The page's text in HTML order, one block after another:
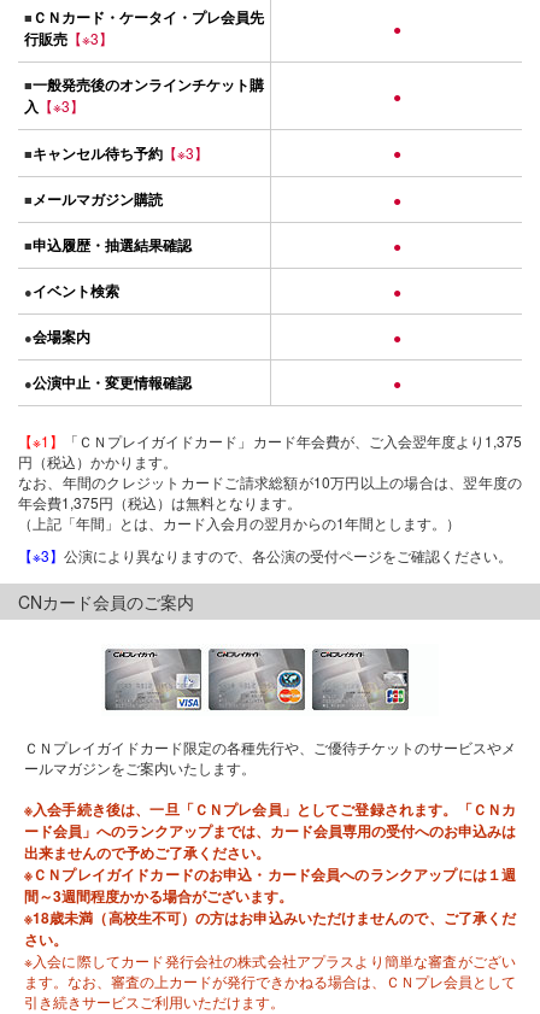
■ＣＮカード・ケータイ・プレ会員先
行販売 【※3】 ●
■一般発売後のオンラインチケット購
入 【※3】 ●
■キャンセル待ち予約 【※3】 ●
■メールマガジン購読 ●
■申込履歴・抽選結果確認 ●
●イベント検索 ●
●会場案内 ●
●公演中止・変更情報確認 ●
【※1】
「ＣＮプレイガイドカード」カード年会費が、ご入会翌年度より1,375
円（税込）かかります。
なお、年間のクレジットカードご請求総額が10万円以上の場合は、翌年度の
年会費1,375円（税込）は無料となります。
（上記「年間」とは、カード入会月の翌月からの1年間とします。）
【※3】 公演により異なりますので、各公演の受付ページをご確認ください。
CNカード会員のご案内
ＣＮプレイガイドカード限定の各種先行や、ご優待チケットのサービスやメ
ールマガジンをご案内いたします。
※入会手続き後は、一旦「ＣＮプレ会員」としてご登録されます。「ＣＮカ
ード会員」へのランクアップまでは、カード会員専用の受付へのお申込みは
出来ませんので予めご了承ください。
※ＣＮプレイガイドカードのお申込・カード会員へのランクアップには１週
間～3週間程度かかる場合がございます。
※18歳未満（高校生不可）の方はお申込みいただけませんので、ご了承くだ
さい。
※入会に際してカード発行会社の株式会社アプラスより簡単な審査がござい
ます。なお、審査の上カードが発行できかねる場合は、ＣＮプレ会員として
引き続きサービスご利用いただけます。